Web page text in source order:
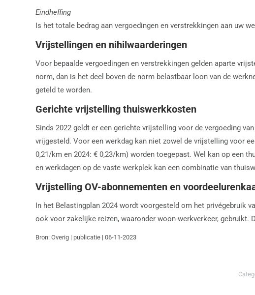
Eindheffing
Is het totale bedrag aan vergoedingen en verstrekkingen aan uw
Vrijstellingen en nihilwaarderingen
Voor bepaalde vergoedingen en verstrekkingen gelden aparte
norm, dan is het deel boven de norm belastbaar loon van de
geteld te worden.
Gerichte vrijstelling thuiswerkkosten
Sinds 2022 geldt er een gerichte vrijstelling voor de vergoeding
vrijgesteld. Voor een werkdag kan niet zowel de vrijstelling voor
0,21/km en 2024: € 0,23/km) worden toegepast. Wel kan op een
en werkdagen op de vaste werkplek kan een combinatie van
Vrijstelling OV-abonnementen en
In het Belastingplan 2024 wordt voorgesteld om het privégebruik
ook voor zakelijke reizen, waaronder woon-werkverkeer, gebruikt.
Bron: Overig | publicatie | 06-11-2023